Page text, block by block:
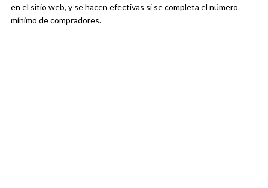
en el sitio web, y se hacen efectivas si se completa el número
mínimo de compradores.